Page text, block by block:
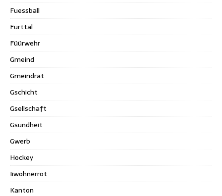
Fuessball
Furttal
Füürwehr
Gmeind
Gmeindrat
Gschicht
Gsellschaft
Gsundheit
Gwerb
Hockey
Iiwohnerrot
Kanton